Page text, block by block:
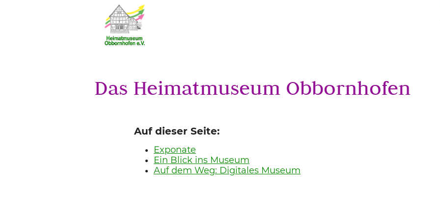
Das Heimatmuseum Obbornhofen
Auf dieser Seite:
Exponate
Ein Blick ins Museum
Auf dem Weg: Digitales Museum